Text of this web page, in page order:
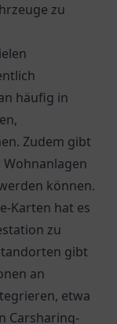
zu
häufig in
Zudem gibt
können.
Karten hat es
zu
gibt
an
etwa
Carsharing-